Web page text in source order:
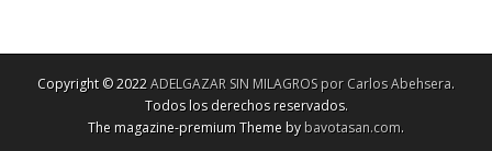
Copyright © 2022ADELGAZAR SIN MILAGROS por Carlos Abehsera.
Todos los derechos reservados.
The magazine-premium Theme bybavotasan.com.